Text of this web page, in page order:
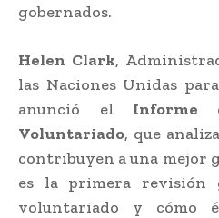
gobernados.
Helen Clark,
las Naciones Unidas
anunció el Informe
Voluntariado, que
contribuyen a una mejor
es la primera revisión
voluntariado y cómo